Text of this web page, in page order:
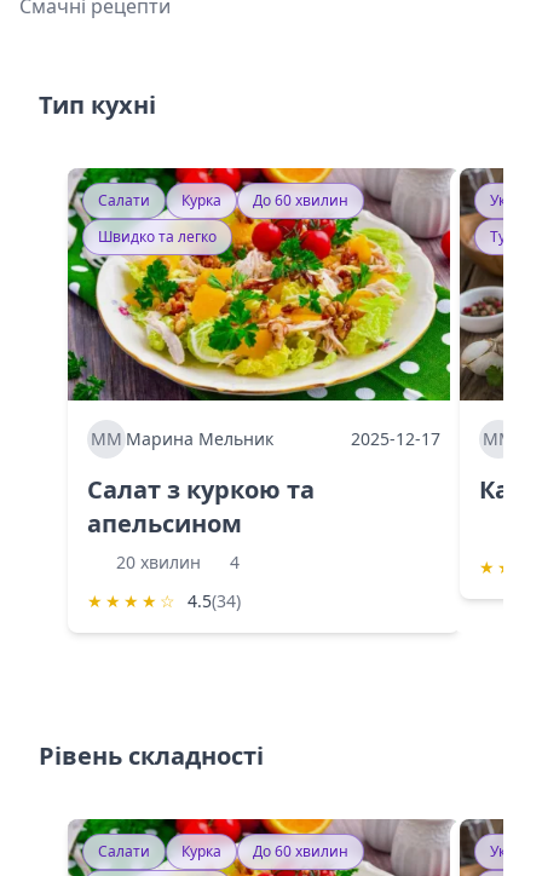
Смачні рецепти
Тип кухні
Салати Курка
До 60 хвилин
Швидко та легко
ММ Марина Мельник 2025-12-17
Салат з куркою та
апельсином
20 хвилин
4
★ ★ ★ ★ ☆ 4.5(34)
ММ
★ ★
Рівень складності
Салати Курка
До 60 хвилин